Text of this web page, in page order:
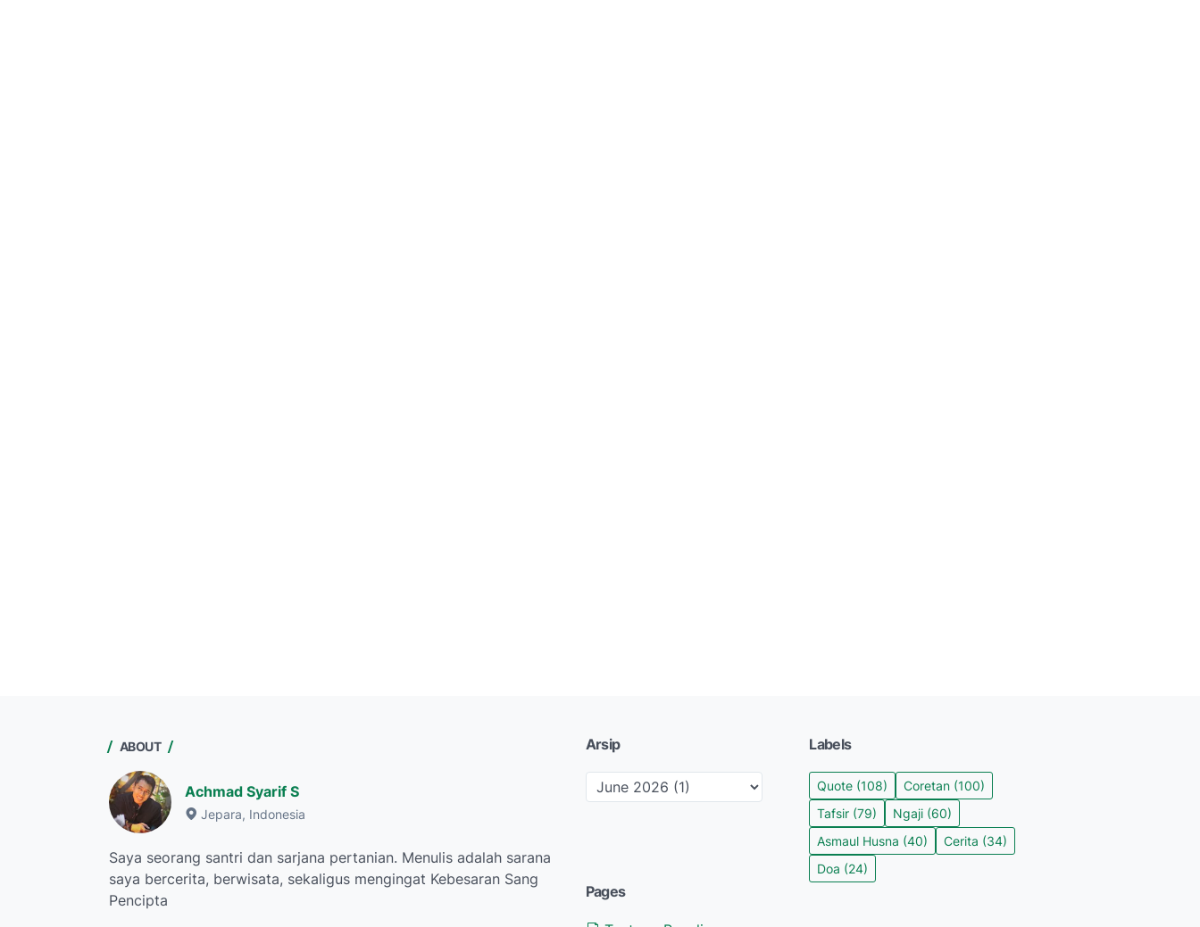
ABOUT
Achmad Syarif S
Jepara, Indonesia
Saya seorang santri dan sarjana pertanian. Menulis adalah sarana
saya bercerita, berwisata, sekaligus mengingat Kebesaran Sang
Pencipta
Arsip Labels
Quote (108) Coretan (100)
Tafsir (79) Ngaji (60)
Asmaul Husna (40) Cerita (34)
Doa (24)
Pages